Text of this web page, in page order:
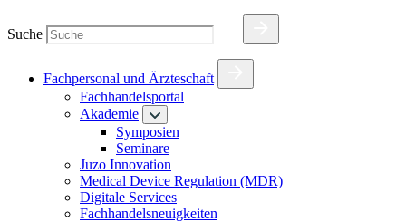
Suche
Fachpersonal und Ärzteschaft
Fachhandelsportal
Akademie
Symposien
Seminare
Juzo Innovation
Medical Device Regulation (MDR)
Digitale Services
Fachhandelsneuigkeiten